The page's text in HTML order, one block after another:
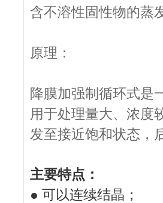
含不溶性固性物的蒸
原理：
降膜加强制循环式是
用于处理量大、浓度
发至接近饱和状态，
主要特点：
● 可以连续结晶；